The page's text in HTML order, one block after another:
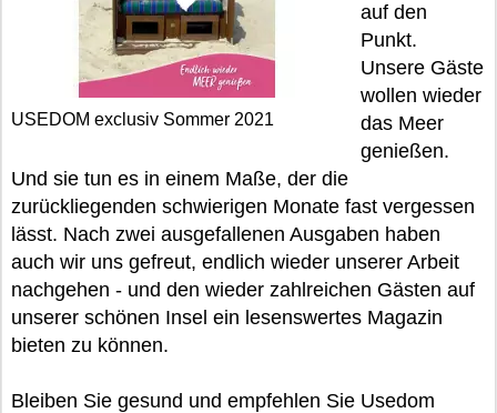
USEDOM exclusiv Sommer 2021
auf den
Punkt.
Unsere Gäste
wollen wieder
das Meer
genießen.
Und sie tun es in einem Maße, der die
zurückliegenden schwierigen Monate fast vergessen
lässt. Nach zwei ausgefallenen Ausgaben haben
auch wir uns gefreut, endlich wieder unserer Arbeit
nachgehen - und den wieder zahlreichen Gästen auf
unserer schönen Insel ein lesenswertes Magazin
bieten zu können.
Bleiben Sie gesund und empfehlen Sie Usedom